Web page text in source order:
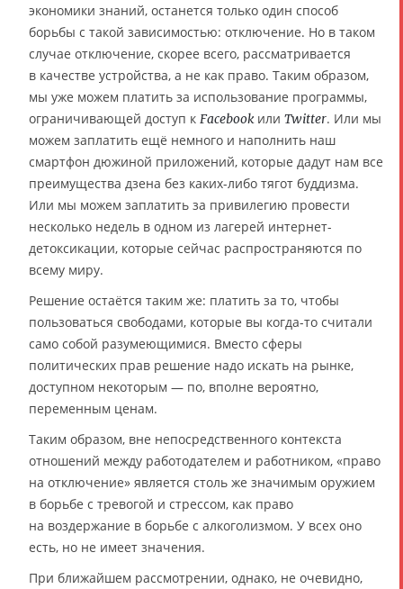
экономики знаний, останется только один способ
борьбы с такой зависимостью: отключение. Но в таком
случае отключение, скорее всего, рассматривается
в качестве устройства, а не как право. Таким образом,
мы уже можем платить за использование программы,
ограничивающей доступ к Facebook или Twitter. Или мы
можем заплатить ещё немного и наполнить наш
смартфон дюжиной приложений, которые дадут нам все
преимущества дзена без каких-либо тягот буддизма.
Или мы можем заплатить за привилегию провести
несколько недель в одном из лагерей интернет-
детоксикации, которые сейчас распространяются по
всему миру.
Решение остаётся таким же: платить за то, чтобы
пользоваться свободами, которые вы когда-то считали
само собой разумеющимися. Вместо сферы
политических прав решение надо искать на рынке,
доступном некоторым — по, вполне вероятно,
переменным ценам.
Таким образом, вне непосредственного контекста
отношений между работодателем и работником, «право
на отключение» является столь же значимым оружием
в борьбе с тревогой и стрессом, как право
на воздержание в борьбе с алкоголизмом. У всех оно
есть, но не имеет значения.
При ближайшем рассмотрении, однако, не очевидно,